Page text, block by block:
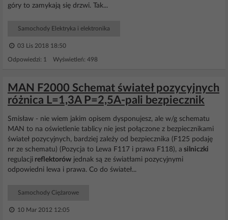
góry to zamykają się drzwi. Tak...
Samochody Elektryka i elektronika
03 Lis 2018 18:50
Odpowiedzi: 1 Wyświetleń: 498
MAN F2000 Schemat świateł pozycyjnych
różnica L=1,3A P=2,5A-pali bezpiecznik
Smisław - nie wiem jakim opisem dysponujesz, ale w/g schematu
MAN to na oświetlenie tablicy nie jest połączone z bezpiecznikami
świateł pozycyjnych, bardziej zależy od bezpiecznika (F125 podaję
nr ze schematu) (Pozycja to Lewa F117 i prawa F118), a silniczki
regulacji reflektorów jednak są ze światłami pozycyjnymi
odpowiedni lewa i prawa. Co do świateł...
Samochody Ciężarowe
10 Mar 2012 12:05